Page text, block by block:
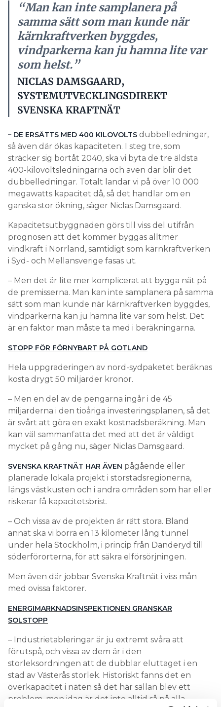
“Man kan inte samplanera på
samma sätt som man kunde när
kärnkraftverken byggdes,
vindparkerna kan ju hamna lite var
som helst.”
NICLAS DAMSGAARD,
SYSTEMUTVECKLINGSDIREKT
SVENSKA KRAFTNÄT
– DE ERSÄTTS MED 400 KILOVOLTS dubbelledningar,
så även där ökas kapaciteten. I steg tre, som
sträcker sig bortåt 2040, ska vi byta de tre äldsta
400-kilovoltsledningarna och även där blir det
dubbelledningar. Totalt landar vi på över 10 000
megawatts kapacitet då, så det handlar om en
ganska stor ökning, säger Niclas Damsgaard.
Kapacitetsutbyggnaden görs till viss del utifrån
prognosen att det kommer byggas alltmer
vindkraft i Norrland, samtidigt som kärnkraftverken
i Syd- och Mellansverige fasas ut.
– Men det är lite mer komplicerat att bygga nät på
de premisserna. Man kan inte samplanera på samma
sätt som man kunde när kärnkraftverken byggdes,
vindparkerna kan ju hamna lite var som helst. Det
är en faktor man måste ta med i beräkningarna.
STOPP FÖR FÖRNYBART PÅ GOTLAND
Hela uppgraderingen av nord-sydpaketet beräknas
kosta drygt 50 miljarder kronor.
– Men en del av de pengarna ingår i de 45
miljarderna i den tioåriga investeringsplanen, så det
är svårt att göra en exakt kostnadsberäkning. Man
kan väl sammanfatta det med att det är väldigt
mycket på gång nu, säger Niclas Damsgaard.
SVENSKA KRAFTNÄT HAR ÄVEN pågående eller
planerade lokala projekt i storstadsregionerna,
längs västkusten och i andra områden som har eller
riskerar få kapacitetsbrist.
– Och vissa av de projekten är rätt stora. Bland
annat ska vi borra en 13 kilometer lång tunnel
under hela Stockholm, i princip från Danderyd till
söderförorterna, för att säkra elförsörjningen.
Men även där jobbar Svenska Kraftnät i viss mån
med ovissa faktorer.
ENERGIMARKNADSINSPEKTIONEN GRANSKAR
SOLSTOPP
– Industrietableringar är ju extremt svåra att
förutspå, och vissa av dem är i den
storleksordningen att de dubblar eluttaget i en
stad av Västerås storlek. Historiskt fanns det en
överkapacitet i näten så det här sällan blev ett
problem, men idag är det inte alltid så på alla